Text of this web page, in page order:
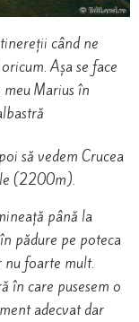
când ne
Așa se face
Marius în
să vedem Crucea
(2200m).
până la
pădure pe poteca
nu foarte mult.
în care pusesem o
adecvat dar